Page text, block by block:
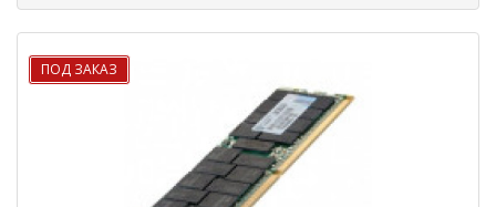
ПОД ЗАКАЗ